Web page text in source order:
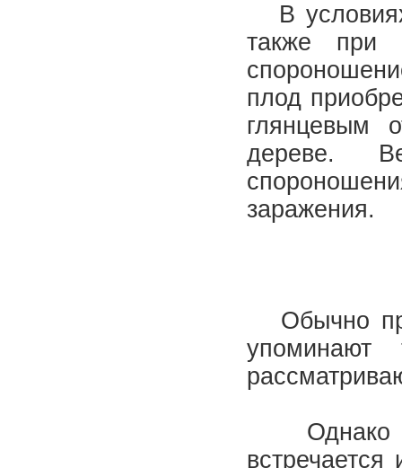
В
также при
плод
глянцевым
дереве.
заражения.
Обычно
Однако